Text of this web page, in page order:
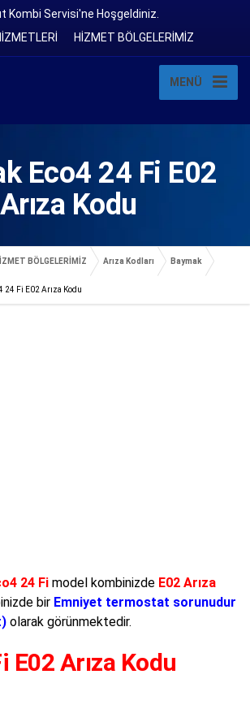
Kombi Servisi'ne Hoşgeldiniz.
HİZMET BÖLGELERİMİZ
MENÜ
Eco4 24 Fi E02
Arıza Kodu
BÖLGELERİMİZ Arıza Kodları Baymak
24 Fi E02 Arıza Kodu
24 Fi model kombinizde E02 Arıza
bir Emniyet termostat sorunudur
olarak görünmektedir.
E02 Arıza Kodu